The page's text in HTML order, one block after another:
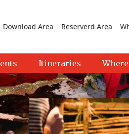
Download Area Reserverd Area
Itineraries